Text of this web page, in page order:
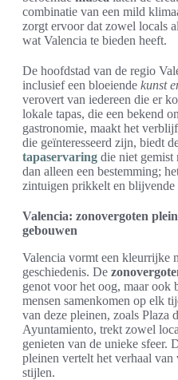
combinatie van een mild
zorgt ervoor dat zowel locals
wat Valencia te bieden heeft.
De hoofdstad van de regio
inclusief een bloeiende kunst
verovert van iedereen die er
lokale tapas, die een bekend
gastronomie, maakt het
die geïnteresseerd zijn, biedt
tapaservaring die niet gemist
dan alleen een bestemming;
zintuigen prikkelt en blijvende
Valencia: zonovergoten
gebouwen
Valencia vormt een kleurrijke
geschiedenis. De
genot voor het oog, maar ook
mensen samenkomen op elk
van deze pleinen, zoals Plaza
Ayuntamiento, trekt zowel
genieten van de unieke sfeer.
pleinen vertelt het verhaal
stijlen.